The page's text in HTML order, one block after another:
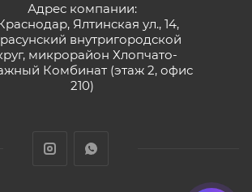
Адрес компании:
Ялтинская ул., 14,
внутригородской
микрорайон Хлопчато-
Комбинат (этаж 2, офис
210)